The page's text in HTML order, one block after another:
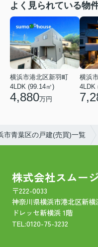
よく見られている物
横浜市港北区新羽町
4LDK (99.14㎡)
4,880万円
4LDK
市青葉区の戸建(売買)一覧
株式会社スムー
〒222-0033
神奈川県横浜市港北区新横
ドレッセ新横浜 1階
TEL:0120-75-3232